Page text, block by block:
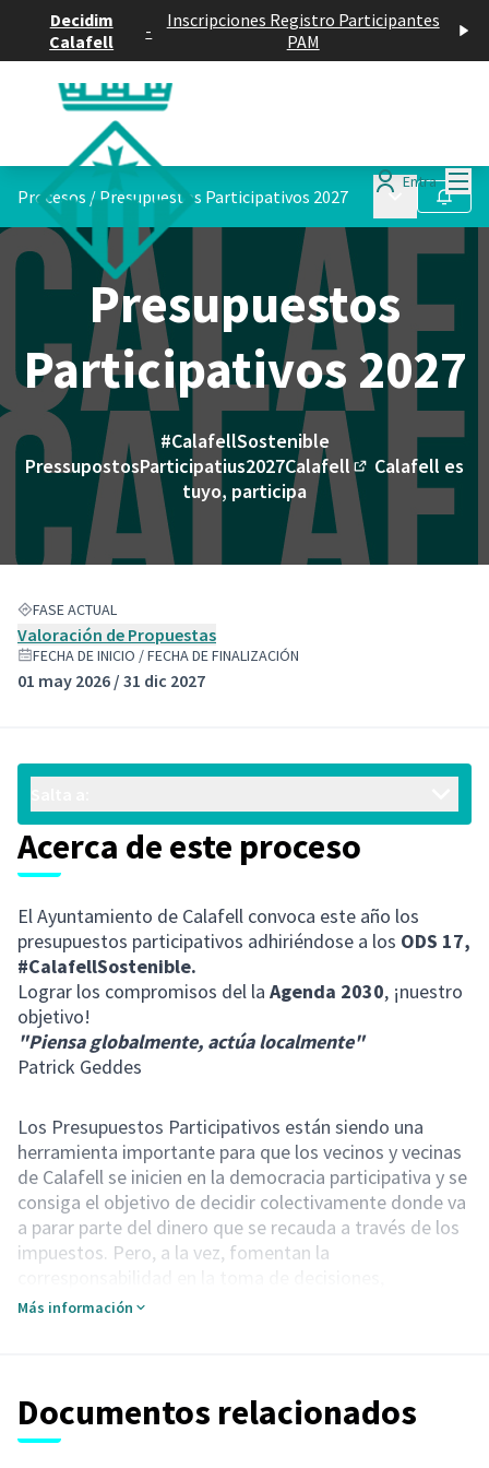
Decidim
Calafell
-
Inscripciones Registro Participantes
PAM
Entra
Procesos / Presupuestos Participativos 2027 Menú Seguir
Presupuestos
Participativos 2027
#CalafellSostenible
PressupostosParticipatius2027Calafell
(Enlace
Calafell es
tuyo, participa
FASE ACTUAL
Valoración de Propuestas
FECHA DE INICIO / FECHA DE FINALIZACIÓN
01 may 2026 / 31 dic 2027
Acerca de este proceso
El Ayuntamiento de Calafell convoca este año los
presupuestos participativos adhiriéndose a los ODS 17,
#CalafellSostenible.
Lograr los compromisos del la Agenda 2030, ¡nuestro
objetivo!
"Piensa globalmente, actúa localmente"
Patrick Geddes
Los Presupuestos Participativos están siendo una
herramienta importante para que los vecinos y vecinas
de Calafell se inicien en la democracia participativa y se
consiga el objetivo de decidir colectivamente donde va
a parar parte del dinero que se recauda a través de los
impuestos. Pero, a la vez, fomentan la
contribuyendo a mejorar las políticas públicas y el
200.000 euros. No obstante, esta voluntad de hacer
cosas grandes, se ha ido convirtiendo en un problema
Más información
Documentos relacionados